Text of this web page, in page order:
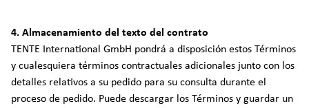
4. Almacenamiento del texto del contrato
TENTE International GmbH pondrá a disposición estos Términos
y cualesquiera términos contractuales adicionales junto con los
detalles relativos a su pedido para su consulta durante el
proceso de pedido. Puede descargar los Términos y guardar un